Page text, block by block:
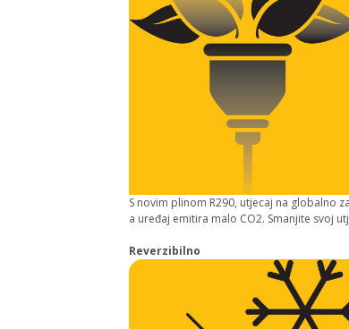
S novim plinom R290, utjecaj na globalno
a uređaj emitira malo CO2. Smanjite svoj
Reverzibilno